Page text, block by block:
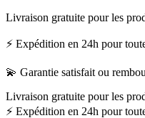
Livraison gratuite pour les
⚡ Expédition en 24h pour
💫 Garantie satisfait ou
Livraison gratuite pour les
⚡ Expédition en 24h pour